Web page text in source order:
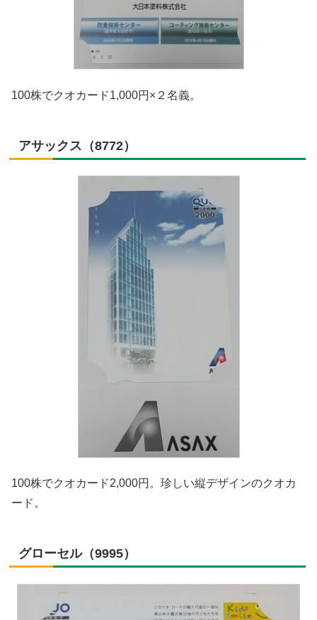
100株でクオカード1,000円×２名義。
アサックス（8772）
100株でクオカード2,000円。珍しい縦デザインのクオカ
ード。
グローセル（9995）